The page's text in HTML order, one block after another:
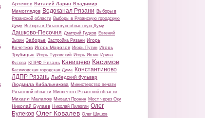
Артемов Виталий Ларин Владимир
Мимоглядов Водоканал Рязани Выборы в
Рязанской области Выборы в Рязанскую городскую
Думу Выборы в Рязанскую областную Думу
Дашково-Песочня Дмитрий Гудков Евгений
Зызин Заборье Застройка Рязани Игорь
Кочетков Игорь Морозов Игорь Путин Игорь
Трубицын Игорь Туровский Игорь Яшин Ирина
Кусова КПРФ Рязань Канищево Касимов
Касимовская городская Дума Константиново
ЛДПР Рязань Лыбедский бульвар
Людмила Кибальникова Министерство печати
Рязанской области Минлесхоз Рязанской области
Михаил Малахов Михаил Пронин Мост через Оку
Николай Булаев Николай Пилюгин Олег
Булеков Олег Ковалев Олег Шишов